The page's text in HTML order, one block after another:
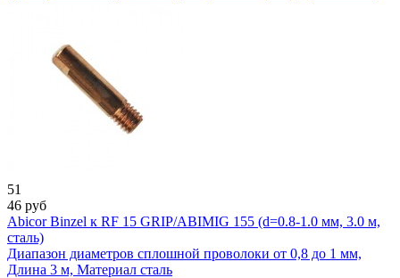
51
46 руб
Abicor Binzel к RF 15 GRIP/ABIMIG 155 (d=0.8-1.0 мм, 3.0 м,
сталь)
Диапазон диаметров сплошной проволоки от 0,8 до 1 мм,
Длина 3 м, Материал сталь